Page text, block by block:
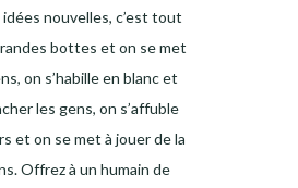
nouvelles, c’est tout
bottes et on se met
on s’habille en blanc et
les gens, on s’affuble
et on se met à jouer de la
Offrez à un humain de